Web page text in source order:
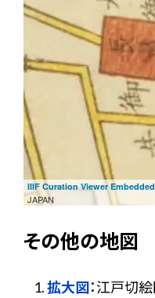
IIIF Curation Viewer Embedded
JAPAN
その他の地図
拡大図：江戸切